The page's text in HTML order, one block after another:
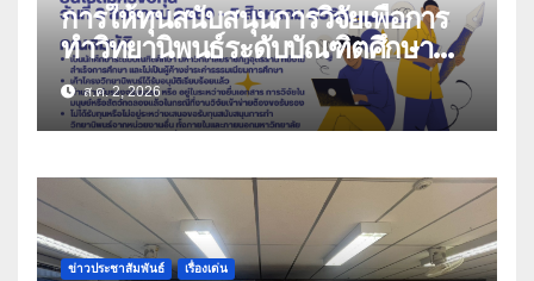
การให้ทุนสนับสนุนการวิจัยเพื่อการ
ทำวิทยานิพนธ์ระดับบัณฑิตศึกษา
มหาวิทยาลัยราชภัฏอุดรธานี ประจำ
ปีงบประมาณ พ.ศ. 2569
ส.ค. 2, 2026
ข่าวประชาสัมพันธ์ เรื่องเด่น